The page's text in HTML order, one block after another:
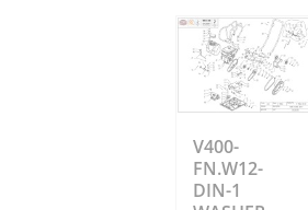
V400-
FN.W12-
DIN-1